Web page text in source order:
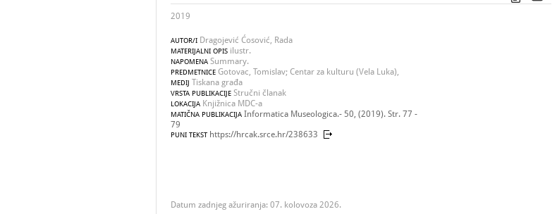
2019
AUTOR/I Dragojević Ćosović, Rada
MATERIJALNI OPIS ilustr.
NAPOMENA Summary.
PREDMETNICE Gotovac, Tomislav; Centar za kulturu (Vela Luka),
MEDIJ Tiskana građa
VRSTA PUBLIKACIJE Stručni članak
LOKACIJA Knjižnica MDC-a
MATIČNA PUBLIKACIJA Informatica Museologica.- 50, (2019). Str. 77 -
79
PUNI TEKST https://hrcak.srce.hr/238633
Datum zadnjeg ažuriranja: 07. kolovoza 2026.